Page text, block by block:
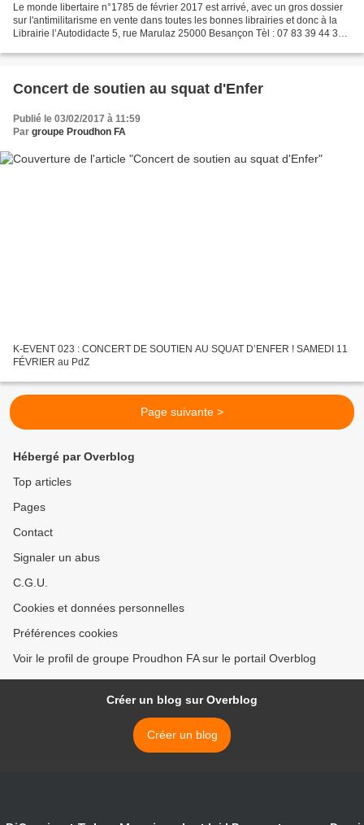
Le monde libertaire n°1785 de février 2017 est arrivé, avec un gros dossier
sur l'antimilitarisme en vente dans toutes les bonnes librairies et donc à la
Librairie l’Autodidacte 5, rue Marulaz 25000 Besançon Tèl : 07 83 39 44 33
Concert de soutien au squat d'Enfer
Publié le 03/02/2017 à 11:59
Par groupe Proudhon FA
K-EVENT 023 : CONCERT DE SOUTIEN AU SQUAT D’ENFER ! SAMEDI 11
FÉVRIER au PdZ
Page suivante >
Hébergé par Overblog
Top articles
Pages
Contact
Signaler un abus
C.G.U.
Cookies et données personnelles
Préférences cookies
Voir le profil de groupe Proudhon FA sur le portail Overblog
Créer un blog sur Overblog
Créer un blog